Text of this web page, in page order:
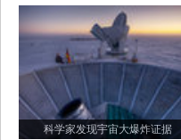
科学家发现宇宙大爆炸证据